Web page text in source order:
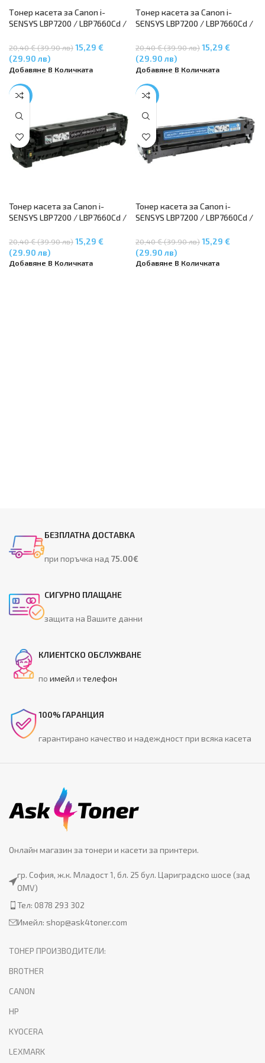
Tонер касета за Canon i-
SENSYS LBP7200 / LBP7660Cd /
MF8550Cdn – CRG718 Magenta
20,40 € (39.90 лв)15,29 €
(29.90 лв)
Добавяне В Количката
Tонер касета за Canon i-
SENSYS LBP7200 / LBP7660Cd /
MF8550Cdn – CRG718 Yellow
20,40 € (39.90 лв)15,29 €
(29.90 лв)
Добавяне В Количката
-25%
Тонер касета за Canon i-
SENSYS LBP7200 / LBP7660Cd /
MF8550Cdn – CRG718 Black
20,40 € (39.90 лв)15,29 €
(29.90 лв)
Добавяне В Количката
-25%
Тонер касета за Canon i-
SENSYS LBP7200 / LBP7660Cd /
MF8550Cdn – CRG718 Cyan
20,40 € (39.90 лв)15,29 €
(29.90 лв)
Добавяне В Количката
БЕЗПЛАТНА ДОСТАВКА
при поръчка над75.00€
СИГУРНО ПЛАЩАНЕ
защита на Вашите данни
КЛИЕНТСКО ОБСЛУЖВАНЕ
поимейл ителефон
100% ГАРАНЦИЯ
гарантирано качество и надеждност при всяка касета
Онлайн магазин за тонери и касети за принтери.
гр. София, ж.к. Младост 1, бл. 25 бул. Цариградско шосе (зад
OMV)
Тел: 0878 293 302
Имейл: shop@ask4toner.com
ТОНЕР ПРОИЗВОДИТЕЛИ:
BROTHER
CANON
HP
KYOCERA
LEXMARK